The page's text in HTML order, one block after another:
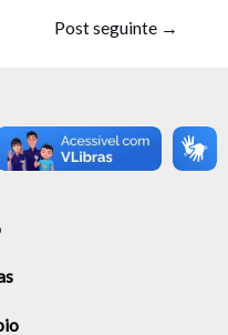
Post seguinte →